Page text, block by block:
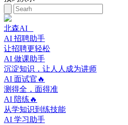
北森AI
AI 招聘助手
让招聘更轻松
AI 做课助手
沉淀知识，让人人成为讲师
AI 面试官🔥
测得全，面得准
AI 陪练🔥
从学知识到练技能
AI 学习助手